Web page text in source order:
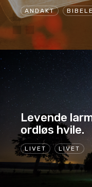
ANDAKT
LIVET LIVET
Levende
ordløs hvile.